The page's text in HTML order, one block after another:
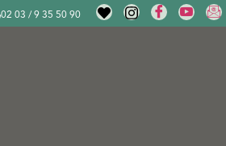
02 03 / 9 35 50 90